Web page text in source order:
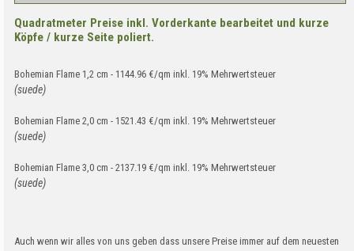
Quadratmeter Preise inkl. Vorderkante bearbeitet und kurze
Köpfe / kurze Seite poliert.
Bohemian Flame 1,2 cm - 1144.96 €/qm inkl. 19% Mehrwertsteuer
(suede)
Bohemian Flame 2,0 cm - 1521.43 €/qm inkl. 19% Mehrwertsteuer
(suede)
Bohemian Flame 3,0 cm - 2137.19 €/qm inkl. 19% Mehrwertsteuer
(suede)
Auch wenn wir alles von uns geben dass unsere Preise immer auf dem neuesten